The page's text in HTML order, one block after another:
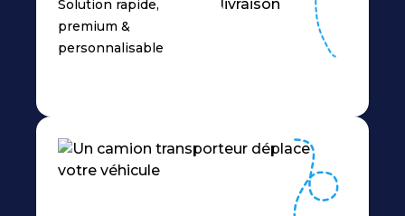
Solution rapide,
premium &
personnalisable